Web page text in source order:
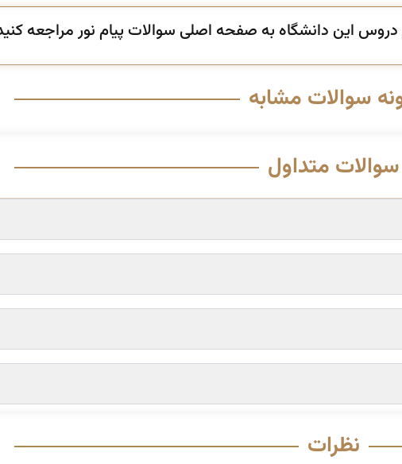
دروس این دانشگاه به صفحه اصلی سوالات پیام نور مراجعه
سوالات مشابه
سوالات متداول
نظرات